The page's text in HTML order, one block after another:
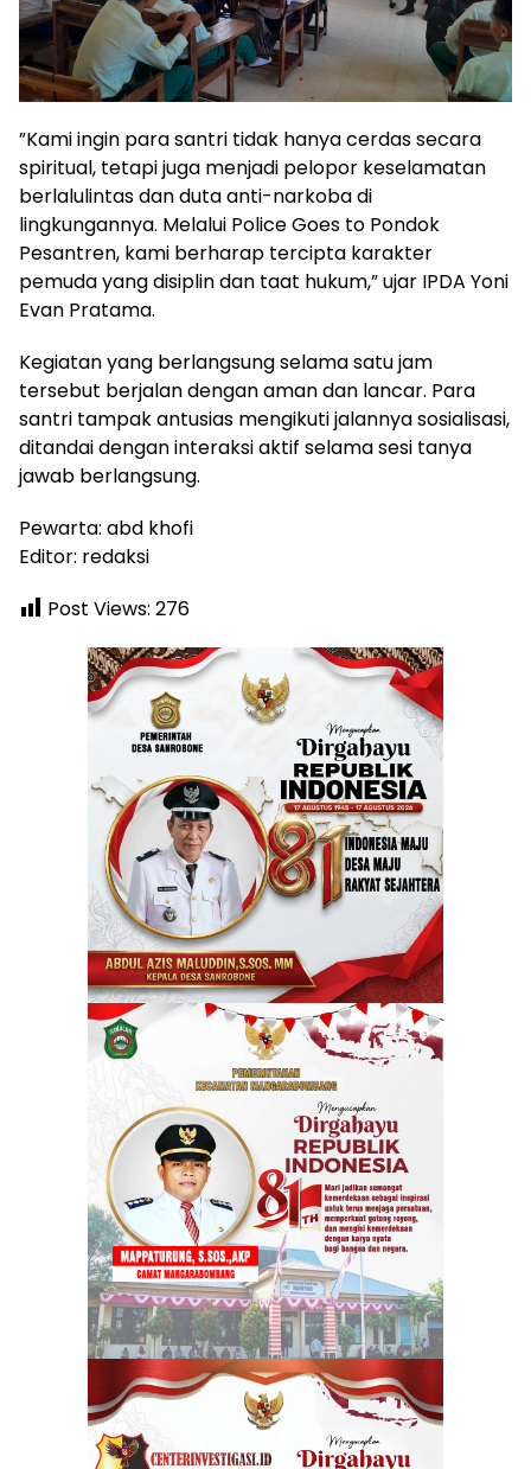
​”Kami ingin para santri tidak hanya cerdas secara
spiritual, tetapi juga menjadi pelopor keselamatan
berlalulintas dan duta anti-narkoba di
lingkungannya. Melalui Police Goes to Pondok
Pesantren, kami berharap tercipta karakter
pemuda yang disiplin dan taat hukum,” ujar IPDA Yoni
Evan Pratama.
​Kegiatan yang berlangsung selama satu jam
tersebut berjalan dengan aman dan lancar. Para
santri tampak antusias mengikuti jalannya sosialisasi,
ditandai dengan interaksi aktif selama sesi tanya
jawab berlangsung.
Pewarta: abd khofi
Editor: redaksi
Post Views: 276